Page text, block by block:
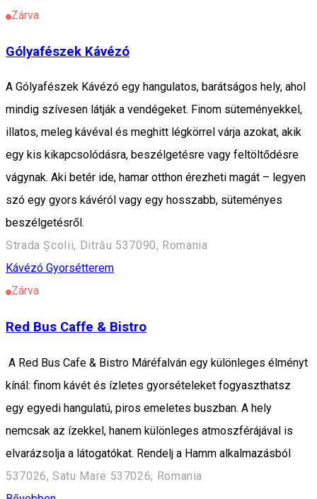
Zárva
Gólyafészek Kávézó
A Gólyafészek Kávézó egy hangulatos, barátságos hely, ahol
mindig szívesen látják a vendégeket. Finom süteményekkel,
illatos, meleg kávéval és meghitt légkörrel várja azokat, akik
egy kis kikapcsolódásra, beszélgetésre vagy feltöltődésre
vágynak. Aki betér ide, hamar otthon érezheti magát – legyen
szó egy gyors kávéról vagy egy hosszabb, süteményes
beszélgetésről.
Strada Școlii, Ditrău 537090, Romania
Kávézó Gyorsétterem
Zárva
Red Bus Caffe & Bistro
A Red Bus Cafe & Bistro Máréfalván egy különleges élményt
kínál: finom kávét és ízletes gyorsételeket fogyaszthatsz
egy egyedi hangulatú, piros emeletes buszban. A hely
nemcsak az ízekkel, hanem különleges atmoszférájával is
elvarázsolja a látogatókat. Rendelj a Hamm alkalmazásból
537026, Satu Mare 537026, Romania